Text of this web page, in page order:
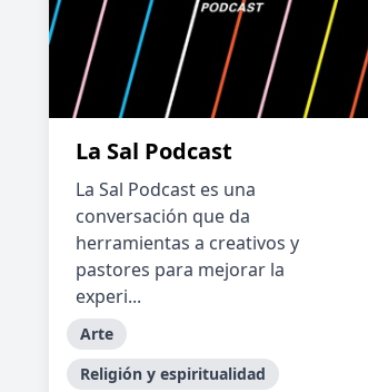
La Sal Podcast
La Sal Podcast es una
conversación que da
herramientas a creativos y
pastores para mejorar la
experi...
Arte
Religión y espiritualidad